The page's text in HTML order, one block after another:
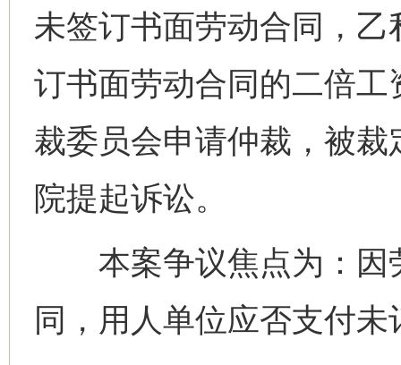
未签订书面劳动合同，
订书面劳动合同的二倍
裁委员会申请仲裁，被
院提起诉讼。
本案争议焦点为：因
同，用人单位应否支付